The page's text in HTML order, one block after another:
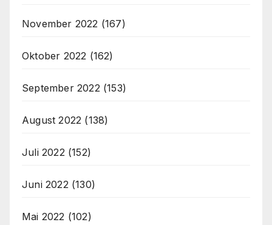
November 2022 (167)
Oktober 2022 (162)
September 2022 (153)
August 2022 (138)
Juli 2022 (152)
Juni 2022 (130)
Mai 2022 (102)